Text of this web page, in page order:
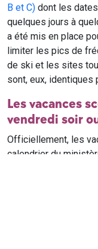
B et C) dont les
quelques jours à
a été mis en place
limiter les pics de
de ski et les sites
sont, eux, identiques
Les vacances
vendredi soir
Officiellement, les
calendrier du